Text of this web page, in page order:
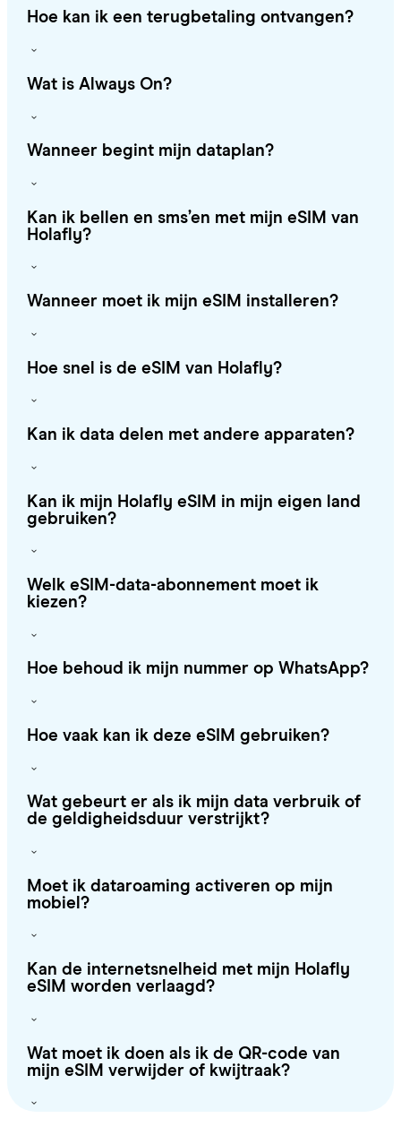
Hoe kan ik een terugbetaling ontvangen?
Wat is Always On?
Wanneer begint mijn dataplan?
Kan ik bellen en sms’en met mijn eSIM van
Holafly?
Wanneer moet ik mijn eSIM installeren?
Hoe snel is de eSIM van Holafly?
Kan ik data delen met andere apparaten?
Kan ik mijn Holafly eSIM in mijn eigen land
gebruiken?
Welk eSIM-data-abonnement moet ik
kiezen?
Hoe behoud ik mijn nummer op WhatsApp?
Hoe vaak kan ik deze eSIM gebruiken?
Wat gebeurt er als ik mijn data verbruik of
de geldigheidsduur verstrijkt?
Moet ik dataroaming activeren op mijn
mobiel?
Kan de internetsnelheid met mijn Holafly
eSIM worden verlaagd?
Wat moet ik doen als ik de QR-code van
mijn eSIM verwijder of kwijtraak?